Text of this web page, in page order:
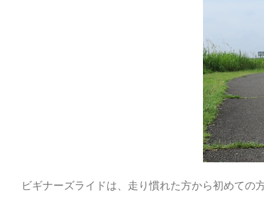
ビギナーズライドは、走り慣れた方から初めての